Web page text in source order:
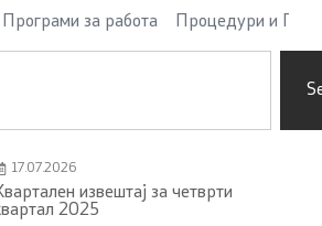
Програми за работа Процедури и
17.07.2026
извештај за четврти
2025